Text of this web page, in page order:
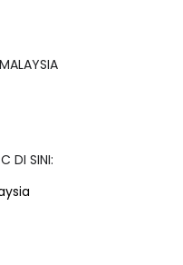
DI SINI: